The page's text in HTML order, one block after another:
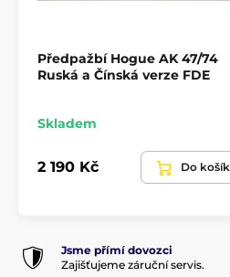
Příslušenství Pažby,
Předpažbí Hogue AK 47/74
Ruská a Čínská verze FDE
Skladem
2 190 Kč Do
Jsme přímí dovozci
Zajišťujeme záruční servis.